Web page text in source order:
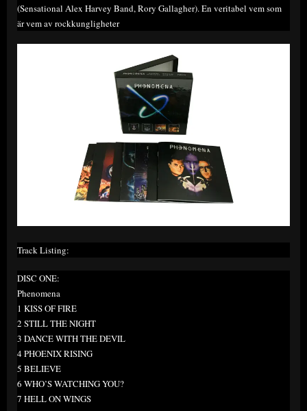
(Sensational Alex Harvey Band, Rory Gallagher). En veritabel vem som
är vem av rockkungligheter
Track Listing:
DISC ONE:
Phenomena
1 KISS OF FIRE
2 STILL THE NIGHT
3 DANCE WITH THE DEVIL
4 PHOENIX RISING
5 BELIEVE
6 WHO’S WATCHING YOU?
7 HELL ON WINGS